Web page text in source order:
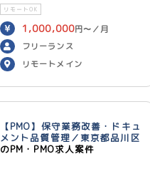
リモートOK
1,000,000円〜／月
フリーランス
リモートメイン
【PMO】保守業務改善・ドキュ
メント品質管理／東京都品川区
のPM・PMO求人案件